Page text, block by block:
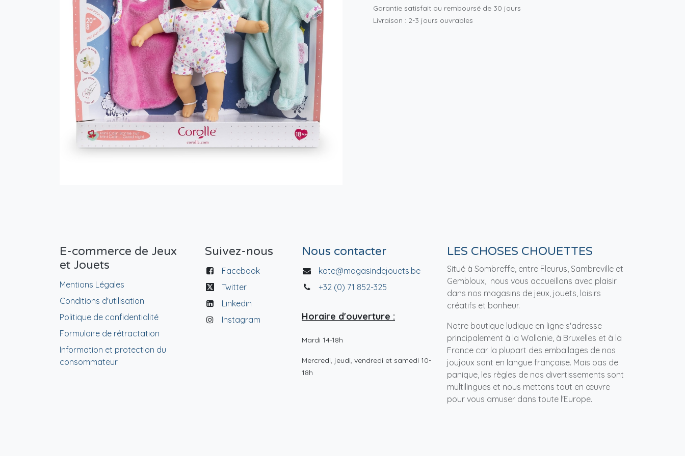
Garantie satisfait ou remboursé de 30 jours
Livraison : 2-3 jours ouvrables
E-commerce de Jeux
et Jouets
Mentions Légales
Conditions d'utilisation
Politique de confidentialité
Formulaire de rétractation
Information et protection du
consommateur
Suivez-nous
Facebook
Twitter
Linkedin
Instagram
Nous contacter
kate@magasindejouets.be
+32 (0) 71 852-325
Horaire d'ouverture :
Mardi 14-18h
Mercredi, jeudi, vendredi et samedi 10-
18h
LES CHOSES CHOUETTES
Situé à Sombreffe, entre Fleurus, Sambreville et
Gembloux, nous vous accueillons avec plaisir
dans nos magasins de jeux, jouets, loisirs
créatifs et bonheur.
Notre boutique ludique en ligne s'adresse
principalement à la Wallonie, à Bruxelles et à la
France car la plupart des emballages de nos
joujoux sont en langue française. Mais pas de
panique, les règles de nos divertissements sont
multilingues et nous mettons tout en œuvre
pour vous amuser dans toute l'Europe.